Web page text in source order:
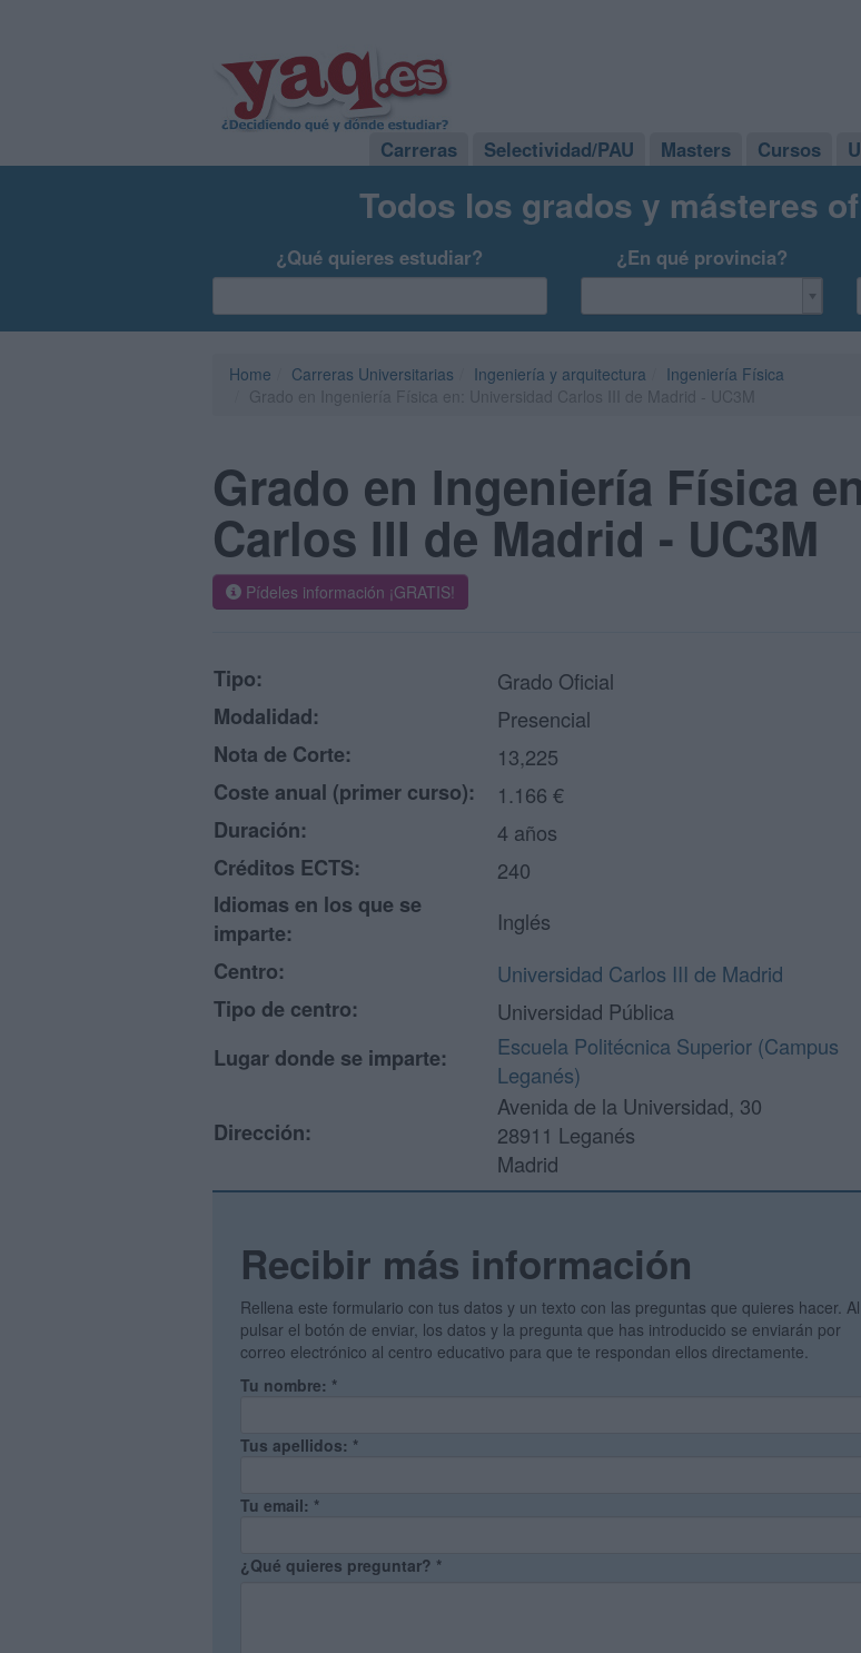
Carreras Selectividad/PAU Masters Cursos
Todos los grados y másteres
¿Qué quieres estudiar? ¿En qué provincia?
Home Carreras Universitarias Ingeniería y arquitectura
Ingeniería Física
Grado en Ingeniería Física
Carlos III de Madrid - UC3M
Pídeles información ¡GRATIS!
Tipo:
Grado Oficial
Modalidad:
Presencial
Nota de Corte:
13,225
Coste anual (primer curso):
1.166 €
Duración:
4 años
Créditos ECTS:
240
Idiomas en los que se
imparte:
Inglés
Centro:
Universidad Carlos III de Madrid
Tipo de centro:
Universidad Pública
Lugar donde se imparte:
Escuela Politécnica Superior (Campus
Leganés)
Dirección:
Avenida de la Universidad, 30
28911 Leganés
Madrid
Recibir más información
Rellena este formulario con tus datos y un texto con las preguntas que quieres hacer. Al
pulsar el botón de enviar, los datos y la pregunta que has introducido se enviarán por
correo electrónico al centro educativo para que te respondan ellos directamente.
Tu nombre: *
Tus apellidos: *
Tu email: *
¿Qué quieres preguntar? *